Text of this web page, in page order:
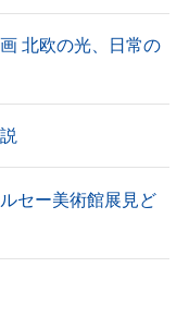
北欧の光、日常の
セー美術館展見ど